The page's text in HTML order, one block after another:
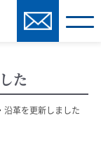
た
革を更新しました